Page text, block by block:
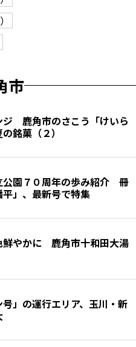
市
ジ 鹿角市のさこう「けいら
銘菓（２）
公園７０周年の歩み紹介 冊
」、最新号で特集
鮮やかに 鹿角市十和田大湯
」の運行エリア、玉川・新